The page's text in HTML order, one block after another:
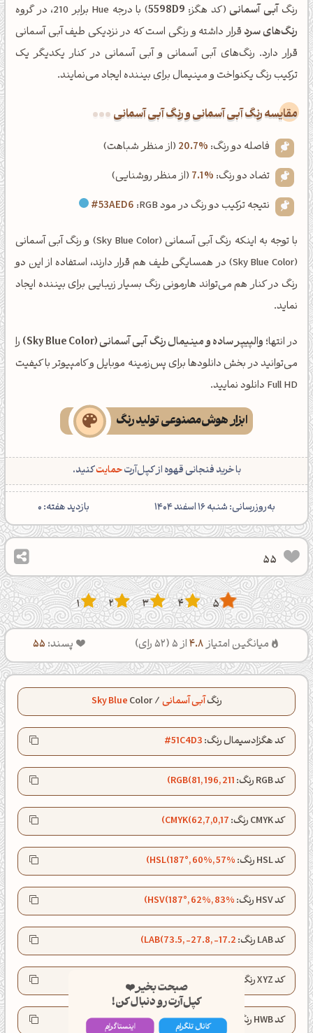
رنگآبی آسمانی (کد هگز: 5598D9) با درجه Hue برابر 210، در گروه
رنگ‌های سرد قرار داشته و رنگی است که در نزدیکی طیف آبی آسمانی
قرار دارد. رنگ‌های آبی آسمانی و آبی آسمانی در کنار یکدیگر یک
ترکیب رنگ یکنواخت و مینیمال برای بیننده ایجاد می‌نمایند.
‌مقایسه رنگ آبی آسمانی و رنگ آبی آسمانی
فاصله دو رنگ: 20.7% (از منظر شباهت)
تضاد دو رنگ: 7.1% (از منظر روشنایی)
نتیجه ترکیب دو رنگ در مود RGB:
#53AED6
با توجه به اینکه رنگ آبی آسمانی (Sky Blue Color) و رنگ آبی آسمانی
(Sky Blue Color) در همسایگی طیف هم قرار دارند، استفاده از این دو
رنگ در کنار هم می‌تواند هارمونی رنگ بسیار زیبایی برای بیننده ایجاد
نماید.
در انتها؛ والپیپر ساده و مینیمال رنگ آبی آسمانی (Sky Blue Color)
را
می‌توانید در بخش دانلودها برای پس‌زمینه موبایل و کامپیوتر با کیفیت
Full HD دانلود نمایید.
ابزار هوش‌مصنوعی تولید رنگ
با خرید فنجانی قهوه از کپل‌آرتحمایتکنید.
‌به‌روزرسانی: شنبه 16 اسفند 1404 بازدید هفته:0
55
5
4
3
2
1
میانگین امتیاز4.8از 5 ( 52رای) پسند: 55
رنگآبی آسمانی/
Color
Sky Blue
کد هگزادسیمال رنگ:#51C4D3
کد RGB رنگ: RGB(81, 196, 211)
کد CMYK رنگ: CMYK(62,7,0,17)
کد HSL رنگ: HSL(187°, 60%, 57%)
کد HSV رنگ: HSV(187°, 62%, 83%)
کد LAB رنگ: LAB(73.5, -27.8, -17.2)
کد XYZ رنگ: XYZ(34.9, 45.9, 68.6)
کد HWB رنگ: HWB(187°, 32%, 17%)
صبحت بخیر❤️
کپل‌آرت رو دنبال کن!
کانال تلگرام اینستاگرام